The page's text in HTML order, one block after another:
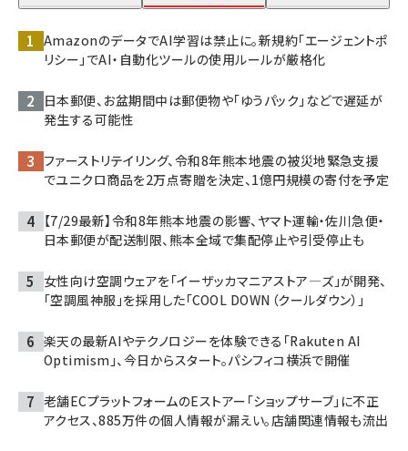
AmazonのデータでAI学習は禁止に。新規約「エージェントポ
リシー」でAI・自動化ツールの使用ルールが厳格化
日本郵便、お盆期間中は郵便物や「ゆうパック」などで遅延が
発生する可能性
ファーストリテイリング、令和8年熊本地震の被災地緊急支援
でユニクロ商品を2万点寄贈を決定、1億円規模の寄付を予定
【7/29最新】令和8年熊本地震の影響、ヤマト運輸・佐川急便・
日本郵便が配送制限、熊本全域で集配停止や引受停止も
女性向け空調ウェアを「イーザッカマニアストア―ズ」が開発、
「空調風神服」を採用した「COOL DOWN（クールダウン）」
楽天の最新AIやテクノロジーを体験できる「Rakuten AI
Optimism」、今日からスタート。パシフィコ横浜で開催
老舗ECプラットフォームのEストアー「ショップサーブ」に不正
アクセス、885万件の個人情報が漏えい。店舗関連情報も流出